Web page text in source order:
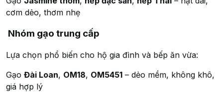
cơm dẻo, thơm nhẹ
Nhóm gạo trung cấp
Lựa chọn phổ biến cho hộ gia đình và bếp ăn vừa:
Gạo Đài Loan, OM18, OM5451 – dẻo mềm, không khô,
giá hợp lý